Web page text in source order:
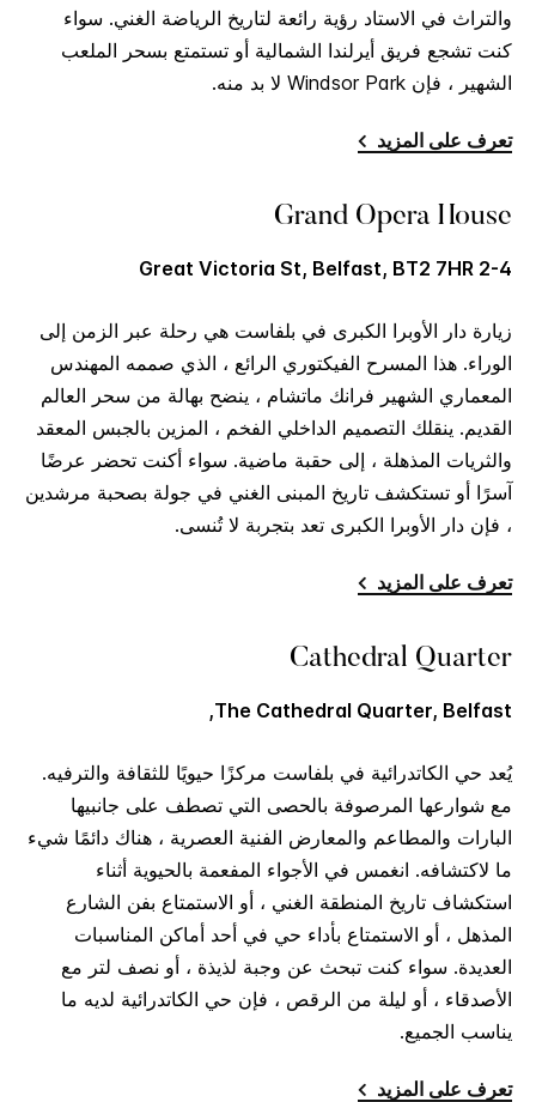
والتراث في الاستاد رؤية رائعة لتاريخ الرياضة الغني. سواء
كنت تشجع فريق أيرلندا الشمالية أو تستمتع بسحر الملعب
الشهير ، فإن Windsor Park لا بد منه.
تعرف على المزيد
Grand Opera House
2-4 Great Victoria St, Belfast, BT2 7HR
زيارة دار الأوبرا الكبرى في بلفاست هي رحلة عبر الزمن إلى
الوراء. هذا المسرح الفيكتوري الرائع ، الذي صممه المهندس
المعماري الشهير فرانك ماتشام ، ينضح بهالة من سحر العالم
القديم. ينقلك التصميم الداخلي الفخم ، المزين بالجبس المعقد
والثريات المذهلة ، إلى حقبة ماضية. سواء أكنت تحضر عرضًا
آسرًا أو تستكشف تاريخ المبنى الغني في جولة بصحبة مرشدين
، فإن دار الأوبرا الكبرى تعد بتجربة لا تُنسى.
تعرف على المزيد
Cathedral Quarter
The Cathedral Quarter, Belfast,
يُعد حي الكاتدرائية في بلفاست مركزًا حيويًا للثقافة والترفيه.
مع شوارعها المرصوفة بالحصى التي تصطف على جانبيها
البارات والمطاعم والمعارض الفنية العصرية ، هناك دائمًا شيء
ما لاكتشافه. انغمس في الأجواء المفعمة بالحيوية أثناء
استكشاف تاريخ المنطقة الغني ، أو الاستمتاع بفن الشارع
المذهل ، أو الاستمتاع بأداء حي في أحد أماكن المناسبات
العديدة. سواء كنت تبحث عن وجبة لذيذة ، أو نصف لتر مع
الأصدقاء ، أو ليلة من الرقص ، فإن حي الكاتدرائية لديه ما
يناسب الجميع.
تعرف على المزيد